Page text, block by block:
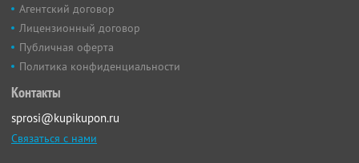
Агентский договор
Лицензионный договор
Публичная оферта
Политика конфиденциальности
Контакты
sprosi@kupikupon.ru
Связаться с нами